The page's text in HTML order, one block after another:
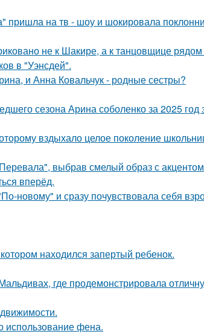
пришла на тв - шоу и шокировала
не к Шакире, а к танцовщице рядом
в "Уэнсдей".
и Анна Ковальчук - родные сестры?
сезона Арина соболенко за 2025 год
вздыхало целое поколение
выбрав смелый образ с
вперёд.
новому" и сразу почувствовала себя
находился запертый ребенок.
где продемонстрировала
использование фена.